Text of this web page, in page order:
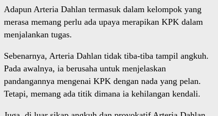
Adapun Arteria Dahlan termasuk dalam kelompok yang
merasa memang perlu ada upaya merapikan KPK dalam
menjalankan tugas.
Sebenarnya, Arteria Dahlan tidak tiba-tiba tampil angkuh.
Pada awalnya, ia berusaha untuk menjelaskan
pandangannya mengenai KPK dengan nada yang pelan.
Tetapi, memang ada titik dimana ia kehilangan kendali.